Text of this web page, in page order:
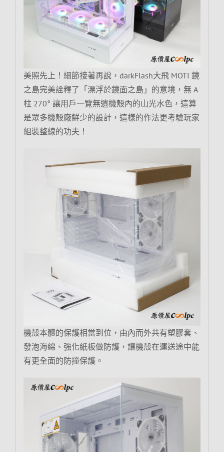
美照先上！細節接著再說，darkFlash大飛 MOTI 鏡
之島完美詮釋了「漂浮於鏡面之島」的意境，無 A
柱 270° 讓用戶一覽無遺機殼內的山光水色，這算
是眾多機殼廠鮮少的設計，這樣的作法更考驗玩家
組裝整線的功夫！
機殼本體的保護相當到位，由內而外共有塑膠套、
發泡海綿、強化紙板做防護，讓機殼在運送途中能
有更全面的防撞保護。